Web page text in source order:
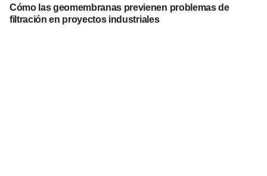
Cómo las geomembranas previenen problemas de
filtración en proyectos industriales